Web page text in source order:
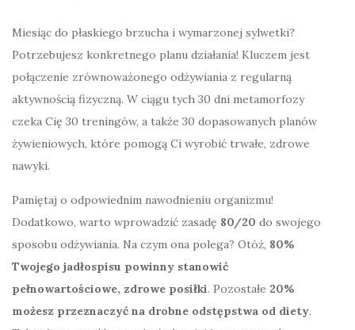
Miesiąc do płaskiego brzucha i wymarzonej sylwetki?
Potrzebujesz konkretnego planu działania! Kluczem jest
połączenie zrównoważonego odżywiania z regularną
aktywnością fizyczną. W ciągu tych 30 dni metamorfozy
czeka Cię 30 treningów, a także 30 dopasowanych planów
żywieniowych, które pomogą Ci wyrobić trwałe, zdrowe
nawyki.
Pamiętaj o odpowiednim nawodnieniu organizmu!
Dodatkowo, warto wprowadzić zasadę 80/20 do swojego
sposobu odżywiania. Na czym ona polega? Otóż, 80%
Twojego jadłospisu powinny stanowić
pełnowartościowe, zdrowe posiłki. Pozostałe 20%
możesz przeznaczyć na drobne odstępstwa od diety.